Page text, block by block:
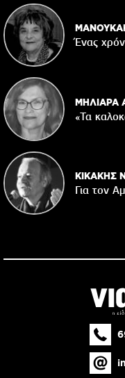
Ένας
ΜΗΛΙΑΡΑ
«Τα
ΚΙΚΑΚΗΣ
Για τον